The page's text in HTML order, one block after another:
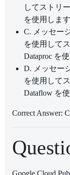
してストリ
を使用します
C. メッセー
を使用して
Dataproc を
D. メッセー
を使用して
Dataflow を
Correct Answer: C
Google Cloud